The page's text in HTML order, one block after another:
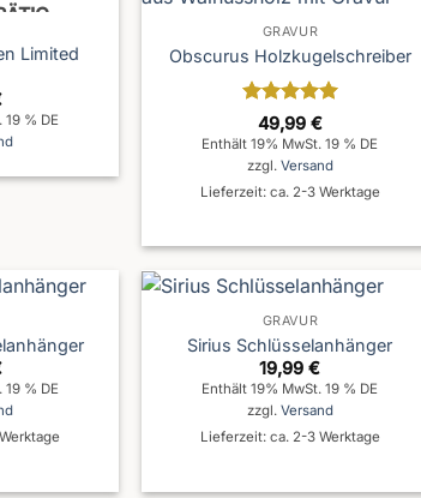
Limited
19 % DE
GRAVUR
Obscurus Holzkugelschreiber
Bewertet
mit5von
5
49,99 €
Enthält 19% MwSt. 19 % DE
zzgl. Versand
Lieferzeit: ca. 2-3 Werktage
19 % DE
GRAVUR
Sirius Schlüsselanhänger
19,99€
Enthält 19% MwSt. 19 % DE
zzgl. Versand
Lieferzeit: ca. 2-3 Werktage